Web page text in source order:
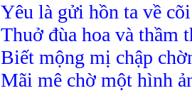
Yêu là gửi hồn ta về
Thuở đùa hoa và thầm
Biết mộng mị chập
Mãi mê chờ một hình